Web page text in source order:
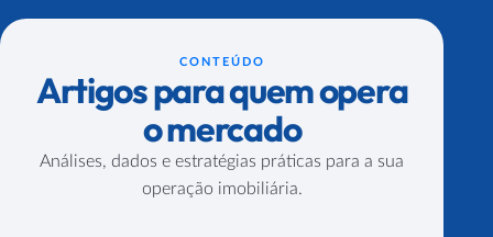
CONTEÚDO
Artigos para quem opera
o mercado
Análises, dados e estratégias práticas para a sua
operação imobiliária.